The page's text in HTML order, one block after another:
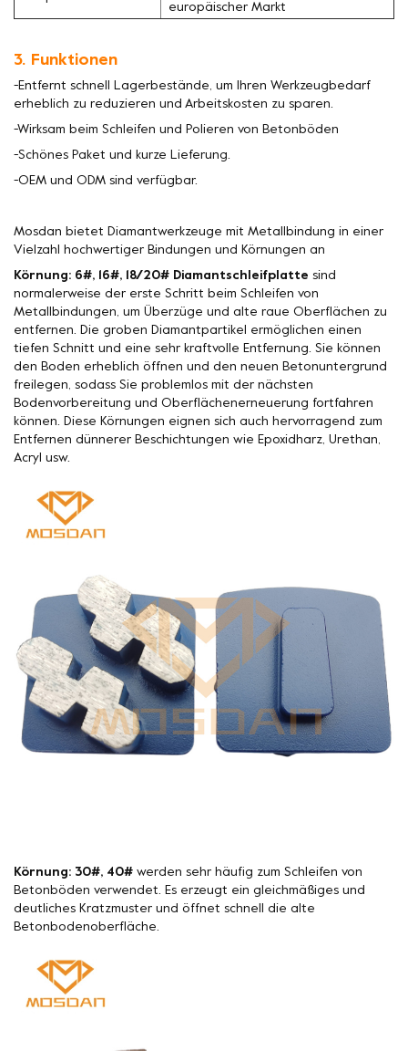
europäischer Markt
3. Funktionen
-Entfernt schnell Lagerbestände, um Ihren Werkzeugbedarf
erheblich zu reduzieren und Arbeitskosten zu sparen.
-Wirksam beim Schleifen und Polieren von Betonböden
-Schönes Paket und kurze Lieferung.
-OEM und ODM sind verfügbar.
Mosdan bietet Diamantwerkzeuge mit Metallbindung in einer
Vielzahl hochwertiger Bindungen und Körnungen an
Körnung: 6#, 16#, 18/20# Diamantschleifplatte sind
normalerweise der erste Schritt beim Schleifen von
Metallbindungen, um Überzüge und alte raue Oberflächen zu
entfernen. Die groben Diamantpartikel ermöglichen einen
tiefen Schnitt und eine sehr kraftvolle Entfernung. Sie können
den Boden erheblich öffnen und den neuen Betonuntergrund
freilegen, sodass Sie problemlos mit der nächsten
Bodenvorbereitung und Oberflächenerneuerung fortfahren
können. Diese Körnungen eignen sich auch hervorragend zum
Entfernen dünnerer Beschichtungen wie Epoxidharz, Urethan,
Acryl usw.
Körnung: 30#, 40# werden sehr häufig zum Schleifen von
Betonböden verwendet. Es erzeugt ein gleichmäßiges und
deutliches Kratzmuster und öffnet schnell die alte
Betonbodenoberfläche.